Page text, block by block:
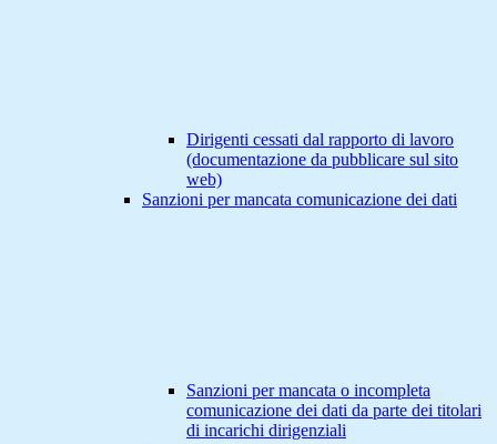
Dirigenti cessati dal rapporto di lavoro
(documentazione da pubblicare sul sito
web)
Sanzioni per mancata comunicazione dei dati
Sanzioni per mancata o incompleta
comunicazione dei dati da parte dei titolari
di incarichi dirigenziali